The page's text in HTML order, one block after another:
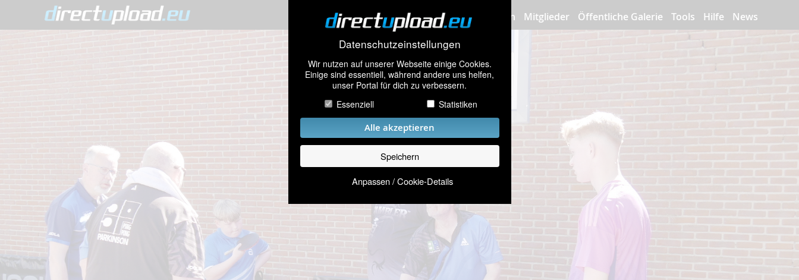
Datenschutzeinstellungen
Wir nutzen auf unserer Webseite einige Cookies.
Einige sind essentiell, während andere uns helfen,
unser Portal für dich zu verbessern.
Essenziell
Statistiken
Alle akzeptieren
Speichern
Anpassen / Cookie-Details
Bilder hochladen Mitglieder Öffentliche Galerie Tools Hilfe News